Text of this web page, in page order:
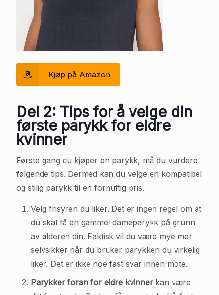
Kjøp på Amazon
Del 2: Tips for å velge din
første parykk for eldre
kvinner
Første gang du kjøper en parykk, må du vurdere
følgende tips. Dermed kan du velge en kompatibel
og stilig parykk til en fornuftig pris.
Velg frisyren du liker. Det er ingen regel om at
du skal få en gammel dameparykk på grunn
av alderen din. Faktisk vil du være mye mer
selvsikker når du bruker parykken du virkelig
liker. Det er ikke noe fast svar innen mote.
Parykker foran for eldre kvinner kan være